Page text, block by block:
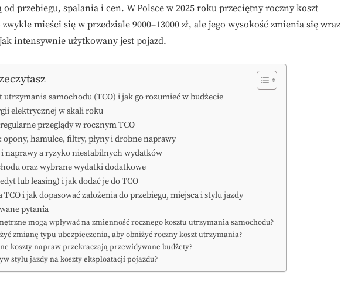
od przebiegu, spalania i cen. W Polsce w 2025 roku przeciętny roczny koszt
mieści się w przedziale 9000–13000 zł, ale jego wysokość zmienia się wraz
intensywnie użytkowany jest pojazd.
utrzymania samochodu (TCO) i jak go rozumieć w budżecie
elektrycznej w skali roku
przeglądy w rocznym TCO
opony, hamulce, filtry, płyny i drobne naprawy
naprawy a ryzyko niestabilnych wydatków
oraz wybrane wydatki dodatkowe
lub leasing) i jak dodać je do TCO
i jak dopasować założenia do przebiegu, miejsca i stylu jazdy
pytania
mogą wpływać na zmienność rocznego kosztu utrzymania samochodu?
zmianę typu ubezpieczenia, aby obniżyć roczny koszt utrzymania?
koszty napraw przekraczają przewidywane budżety?
stylu jazdy na koszty eksploatacji pojazdu?